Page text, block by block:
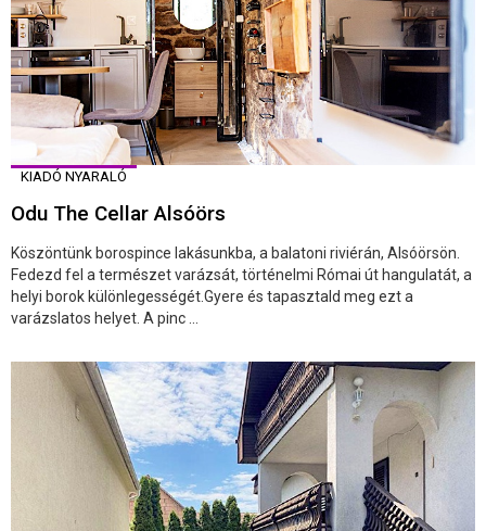
KIADÓ NYARALÓ
Odu The Cellar Alsóörs
Köszöntünk borospince lakásunkba, a balatoni riviérán, Alsóörsön.
Fedezd fel a természet varázsát, történelmi Római út hangulatát, a
helyi borok különlegességét.Gyere és tapasztald meg ezt a
varázslatos helyet. A pinc ...